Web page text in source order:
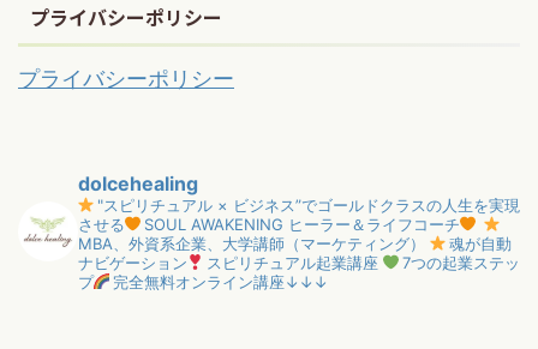
プライバシーポリシー
プライバシーポリシー
dolcehealing
"スピリチュアル × ビジネス”でゴールドクラスの人生を実現
させる
SOUL AWAKENING ヒーラー＆ライフコーチ
MBA、外資系企業、大学講師（マーケティング）
魂が自動
ナビゲーション
スピリチュアル起業講座
7つの起業ステッ
プ
完全無料オンライン講座↓↓↓